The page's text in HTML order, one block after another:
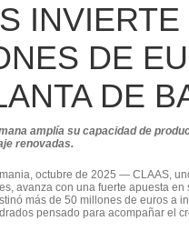
DE
DE
amplía su capacidad de
renovadas.
octubre de 2025 — CLAAS,
avanza con una fuerte apuesta
más de 50 millones de euros a
pensado para acompañar el